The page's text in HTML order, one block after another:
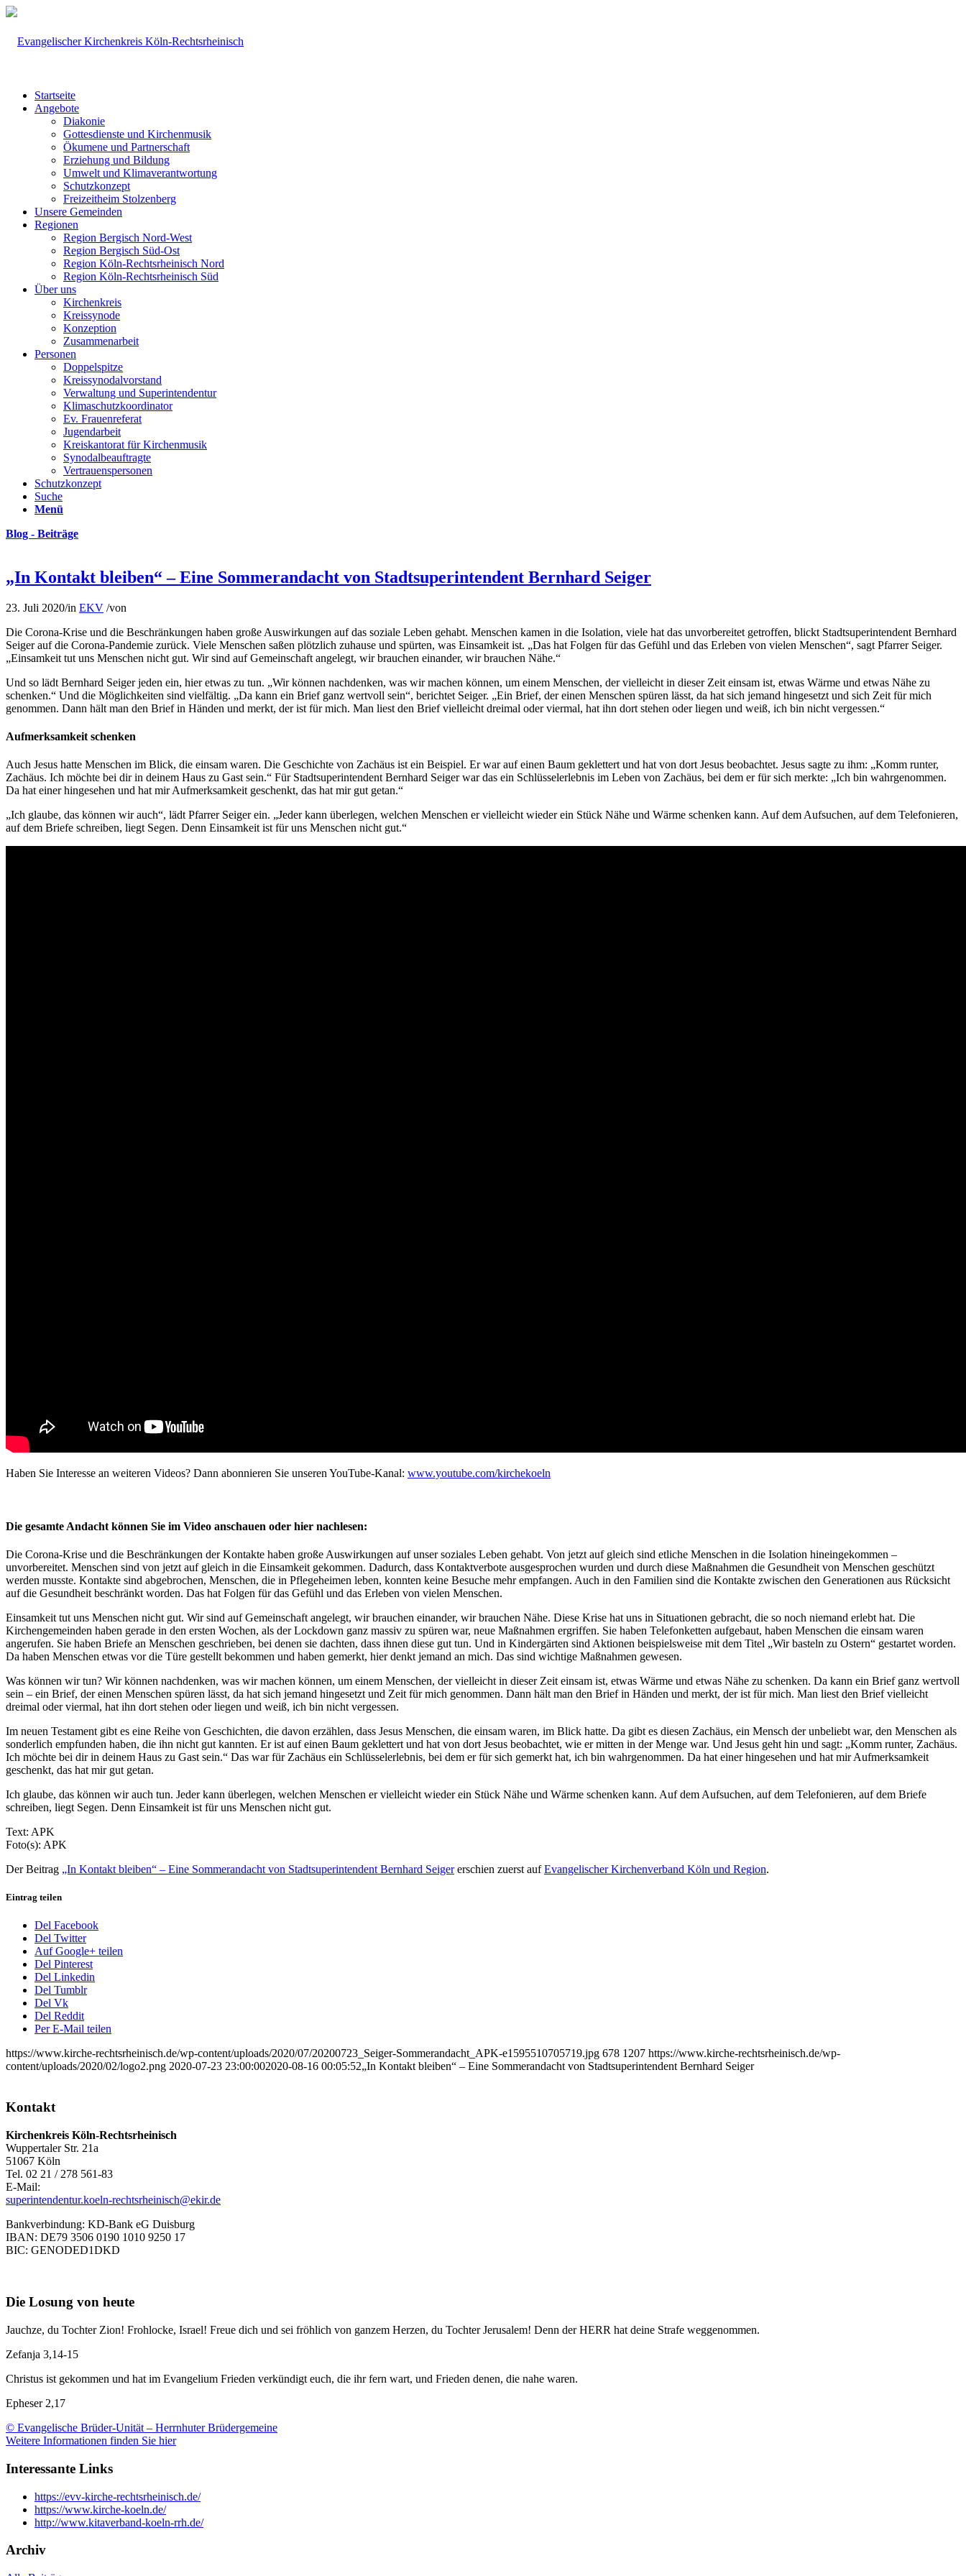
Startseite
Angebote
Diakonie
Gottesdienste und Kirchenmusik
Ökumene und Partnerschaft
Erziehung und Bildung
Umwelt und Klimaverantwortung
Schutzkonzept
Freizeitheim Stolzenberg
Unsere Gemeinden
Regionen
Region Bergisch Nord-West
Region Bergisch Süd-Ost
Region Köln-Rechtsrheinisch Nord
Region Köln-Rechtsrheinisch Süd
Über uns
Kirchenkreis
Kreissynode
Konzeption
Zusammenarbeit
Personen
Doppelspitze
Kreissynodalvorstand
Verwaltung und Superintendentur
Klimaschutzkoordinator
Ev. Frauenreferat
Jugendarbeit
Kreiskantorat für Kirchenmusik
Synodalbeauftragte
Vertrauenspersonen
Schutzkonzept
Suche
Menü
Blog - Beiträge
„In Kontakt bleiben“ – Eine Sommerandacht von Stadtsuperintendent Bernhard Seiger
23. Juli 2020/in EKV /von
Die Corona-Krise und die Beschränkungen haben große Auswirkungen auf das soziale Leben gehabt. Menschen kamen in die Isolation, viele hat das unvorbereitet getroffen, blickt Stadtsuperintendent Bernhard
Seiger auf die Corona-Pandemie zurück. Viele Menschen saßen plötzlich zuhause und spürten, was Einsamkeit ist. „Das hat Folgen für das Gefühl und das Erleben von vielen Menschen“, sagt Pfarrer Seiger.
„Einsamkeit tut uns Menschen nicht gut. Wir sind auf Gemeinschaft angelegt, wir brauchen einander, wir brauchen Nähe.“
Und so lädt Bernhard Seiger jeden ein, hier etwas zu tun. „Wir können nachdenken, was wir machen können, um einem Menschen, der vielleicht in dieser Zeit einsam ist, etwas Wärme und etwas Nähe zu
schenken.“ Und die Möglichkeiten sind vielfältig. „Da kann ein Brief ganz wertvoll sein“, berichtet Seiger. „Ein Brief, der einen Menschen spüren lässt, da hat sich jemand hingesetzt und sich Zeit für mich
genommen. Dann hält man den Brief in Händen und merkt, der ist für mich. Man liest den Brief vielleicht dreimal oder viermal, hat ihn dort stehen oder liegen und weiß, ich bin nicht vergessen.“
Aufmerksamkeit schenken
Auch Jesus hatte Menschen im Blick, die einsam waren. Die Geschichte von Zachäus ist ein Beispiel. Er war auf einen Baum geklettert und hat von dort Jesus beobachtet. Jesus sagte zu ihm: „Komm runter,
Zachäus. Ich möchte bei dir in deinem Haus zu Gast sein.“ Für Stadtsuperintendent Bernhard Seiger war das ein Schlüsselerlebnis im Leben von Zachäus, bei dem er für sich merkte: „Ich bin wahrgenommen.
Da hat einer hingesehen und hat mir Aufmerksamkeit geschenkt, das hat mir gut getan.“
„Ich glaube, das können wir auch“, lädt Pfarrer Seiger ein. „Jeder kann überlegen, welchen Menschen er vielleicht wieder ein Stück Nähe und Wärme schenken kann. Auf dem Aufsuchen, auf dem Telefonieren,
auf dem Briefe schreiben, liegt Segen. Denn Einsamkeit ist für uns Menschen nicht gut.“
Haben Sie Interesse an weiteren Videos? Dann abonnieren Sie unseren YouTube-Kanal: www.youtube.com/kirchekoeln
Die gesamte Andacht können Sie im Video anschauen oder hier nachlesen:
Die Corona-Krise und die Beschränkungen der Kontakte haben große Auswirkungen auf unser soziales Leben gehabt. Von jetzt auf gleich sind etliche Menschen in die Isolation hineingekommen –
unvorbereitet. Menschen sind von jetzt auf gleich in die Einsamkeit gekommen. Dadurch, dass Kontaktverbote ausgesprochen wurden und durch diese Maßnahmen die Gesundheit von Menschen geschützt
werden musste. Kontakte sind abgebrochen, Menschen, die in Pflegeheimen leben, konnten keine Besuche mehr empfangen. Auch in den Familien sind die Kontakte zwischen den Generationen aus Rücksicht
auf die Gesundheit beschränkt worden. Das hat Folgen für das Gefühl und das Erleben von vielen Menschen.
Einsamkeit tut uns Menschen nicht gut. Wir sind auf Gemeinschaft angelegt, wir brauchen einander, wir brauchen Nähe. Diese Krise hat uns in Situationen gebracht, die so noch niemand erlebt hat. Die
Kirchengemeinden haben gerade in den ersten Wochen, als der Lockdown ganz massiv zu spüren war, neue Maßnahmen ergriffen. Sie haben Telefonketten aufgebaut, haben Menschen die einsam waren
angerufen. Sie haben Briefe an Menschen geschrieben, bei denen sie dachten, dass ihnen diese gut tun. Und in Kindergärten sind Aktionen beispielsweise mit dem Titel „Wir basteln zu Ostern“ gestartet worden.
Da haben Menschen etwas vor die Türe gestellt bekommen und haben gemerkt, hier denkt jemand an mich. Das sind wichtige Maßnahmen gewesen.
Was können wir tun? Wir können nachdenken, was wir machen können, um einem Menschen, der vielleicht in dieser Zeit einsam ist, etwas Wärme und etwas Nähe zu schenken. Da kann ein Brief ganz wertvoll
sein – ein Brief, der einen Menschen spüren lässt, da hat sich jemand hingesetzt und Zeit für mich genommen. Dann hält man den Brief in Händen und merkt, der ist für mich. Man liest den Brief vielleicht
dreimal oder viermal, hat ihn dort stehen oder liegen und weiß, ich bin nicht vergessen.
Im neuen Testament gibt es eine Reihe von Geschichten, die davon erzählen, dass Jesus Menschen, die einsam waren, im Blick hatte. Da gibt es diesen Zachäus, ein Mensch der unbeliebt war, den Menschen als
sonderlich empfunden haben, die ihn nicht gut kannten. Er ist auf einen Baum geklettert und hat von dort Jesus beobachtet, wie er mitten in der Menge war. Und Jesus geht hin und sagt: „Komm runter, Zachäus.
Ich möchte bei dir in deinem Haus zu Gast sein.“ Das war für Zachäus ein Schlüsselerlebnis, bei dem er für sich gemerkt hat, ich bin wahrgenommen. Da hat einer hingesehen und hat mir Aufmerksamkeit
geschenkt, das hat mir gut getan.
Ich glaube, das können wir auch tun. Jeder kann überlegen, welchen Menschen er vielleicht wieder ein Stück Nähe und Wärme schenken kann. Auf dem Aufsuchen, auf dem Telefonieren, auf dem Briefe
schreiben, liegt Segen. Denn Einsamkeit ist für uns Menschen nicht gut.
Text: APK
Foto(s): APK
Der Beitrag „In Kontakt bleiben“ – Eine Sommerandacht von Stadtsuperintendent Bernhard Seigererschien zuerst aufEvangelischer Kirchenverband Köln und Region.
Eintrag teilen
Del Facebook
Del Twitter
Auf Google+ teilen
Del Pinterest
Del Linkedin
Del Tumblr
Del Vk
Del Reddit
Per E-Mail teilen
https://www.kirche-rechtsrheinisch.de/wp-content/uploads/2020/07/20200723_Seiger-Sommerandacht_APK-e1595510705719.jpg 678 1207 https://www.kirche-rechtsrheinisch.de/wp-
content/uploads/2020/02/logo2.png 2020-07-23 23:00:002020-08-16 00:05:52„In Kontakt bleiben“ – Eine Sommerandacht von Stadtsuperintendent Bernhard Seiger
Kontakt
Kirchenkreis Köln-Rechtsrheinisch
Wuppertaler Str. 21a
51067 Köln
Tel. 02 21 / 278 561-83
E-Mail:
superintendentur.koeln-rechtsrheinisch@ekir.de
Bankverbindung: KD-Bank eG Duisburg
IBAN: DE79 3506 0190 1010 9250 17
BIC: GENODED1DKD
Die Losung von heute
Jauchze, du Tochter Zion! Frohlocke, Israel! Freue dich und sei fröhlich von ganzem Herzen, du Tochter Jerusalem! Denn der HERR hat deine Strafe weggenommen.
Zefanja 3,14-15
Christus ist gekommen und hat im Evangelium Frieden verkündigt euch, die ihr fern wart, und Frieden denen, die nahe waren.
Epheser 2,17
© Evangelische Brüder-Unität – Herrnhuter Brüdergemeine
Weitere Informationen finden Sie hier
Interessante Links
https://evv-kirche-rechtsrheinisch.de/
https://www.kirche-koeln.de/
http://www.kitaverband-koeln-rrh.de/
Archiv